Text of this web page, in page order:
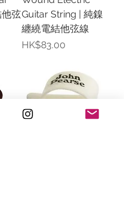
弦Guitar String | 純鎳
纏繞電結他弦線
價格
HK$83.00